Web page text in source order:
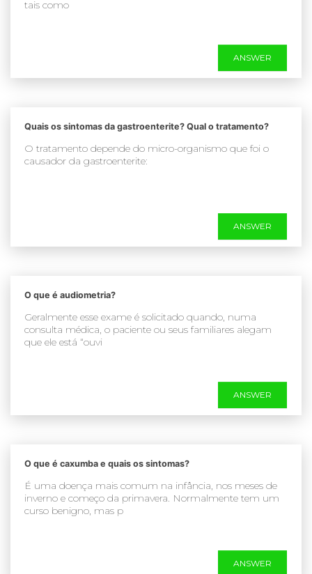
tais como
ANSWER
Quais os sintomas da gastroenterite? Qual o tratamento?
O tratamento depende do micro-organismo que foi o
causador da gastroenterite:
ANSWER
O que é audiometria?
Geralmente esse exame é solicitado quando, numa
consulta médica, o paciente ou seus familiares alegam
que ele está “ouvi
ANSWER
O que é caxumba e quais os sintomas?
É uma doença mais comum na infância, nos meses de
inverno e começo da primavera. Normalmente tem um
curso benigno, mas p
ANSWER